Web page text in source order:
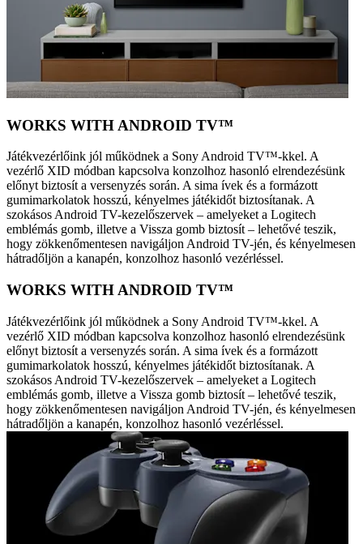
WORKS WITH ANDROID TV™
Játékvezérlőink jól működnek a Sony Android TV™-kkel. A
vezérlő XID módban kapcsolva konzolhoz hasonló elrendezésünk
előnyt biztosít a versenyzés során. A sima ívek és a formázott
gumimarkolatok hosszú, kényelmes játékidőt biztosítanak. A
szokásos Android TV-kezelőszervek – amelyeket a Logitech
emblémás gomb, illetve a Vissza gomb biztosít – lehetővé teszik,
hogy zökkenőmentesen navigáljon Android TV-jén, és kényelmesen
hátradőljön a kanapén, konzolhoz hasonló vezérléssel.
WORKS WITH ANDROID TV™
Játékvezérlőink jól működnek a Sony Android TV™-kkel. A
vezérlő XID módban kapcsolva konzolhoz hasonló elrendezésünk
előnyt biztosít a versenyzés során. A sima ívek és a formázott
gumimarkolatok hosszú, kényelmes játékidőt biztosítanak. A
szokásos Android TV-kezelőszervek – amelyeket a Logitech
emblémás gomb, illetve a Vissza gomb biztosít – lehetővé teszik,
hogy zökkenőmentesen navigáljon Android TV-jén, és kényelmesen
hátradőljön a kanapén, konzolhoz hasonló vezérléssel.